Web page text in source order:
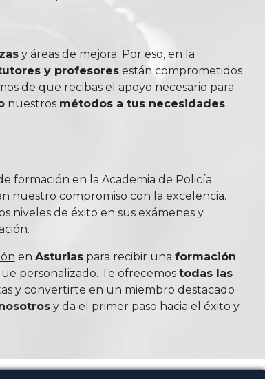
y áreas de mejora. Por eso, en la
y profesoresestán comprometidos
de que recibas el apoyo necesario para
nuestros métodos a tus necesidades
formación en la Academia de Policía
nuestro compromiso con la excelencia.
niveles de éxito en sus exámenes y
en Asturiaspara recibir una formación
personalizado. Te ofrecemos todas las
y convertirte en un miembro destacado
y da el primer paso hacia el éxito y